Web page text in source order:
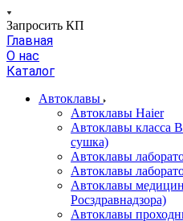
Запросить КП
Главная
О нас
Каталог
Автоклавы
Автоклавы Haier
Автоклавы класса
сушка)
Автоклавы
Автоклавы
Автоклавы
Росздравнадзора)
Автоклавы